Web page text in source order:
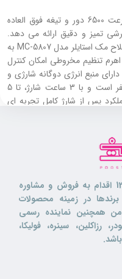
این دستگاه با موتور روتاری پرقدرت با سرعت 6500 دور و تیغه فوق‌ العاده
تمیز و دقیق ارائه می‌ دهد.
تکنولوژی بالا آوردن و برش موی ماشین اصلاح مک استایلر مدل MC-5807 به
تنظیم مخروطی امکان کنترل
منبع انرژی دوگانه شارژی و
برقی و ولتاژ ورودی 100–240V مناسب سفر است و با 3 ساعت شارژ، تا 5
در مجموع 300 دقیقه عملکرد پس از شارژ کامل تجربه‌ ای
راحت تیغه‌ ها به مصرف
و تیغه‌ های با قابلیت جا به‌
استفاده حرفه‌ ای و شخصی
ماشین اصلاح مک استایلر مدل MC-5807
فروشگاه اینترنتی پوست من از سال 1396 اقدام به فروش و مشاوره
در زمینه محصولات
همچنین نماینده رسمی
رزاکلین، سینره، فولیکا،